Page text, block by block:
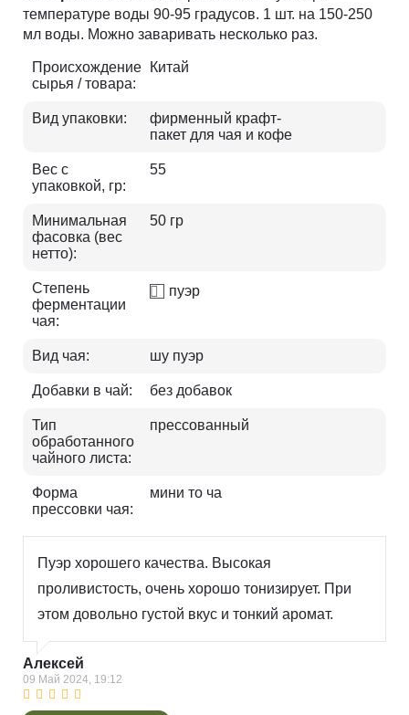
температуре воды 90-95 градусов. 1 шт. на 150-250
мл воды. Можно заваривать несколько раз.
Происхождение
сырья / товара:
Китай
Вид упаковки:
фирменный крафт-
пакет для чая и кофе
Вес с
упаковкой, гр:
55
Минимальная
фасовка (вес
нетто):
50 гр
Степень
ферментации
чая:
пуэр
Вид чая: шу пуэр
Добавки в чай: без добавок
Тип
обработанного
чайного листа:
прессованный
Форма
прессовки чая:
мини то ча
Пуэр хорошего качества. Высокая
проливистость, очень хорошо тонизирует. При
этом довольно густой вкус и тонкий аромат.
Алексей
09 Май 2024, 19:12